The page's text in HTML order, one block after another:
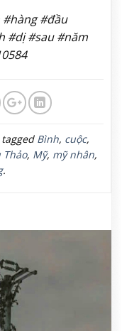
#hàng #đầu
#dị #sau #năm
Bình, cuộc,
Thảo, Mỹ, mỹ nhân,
.